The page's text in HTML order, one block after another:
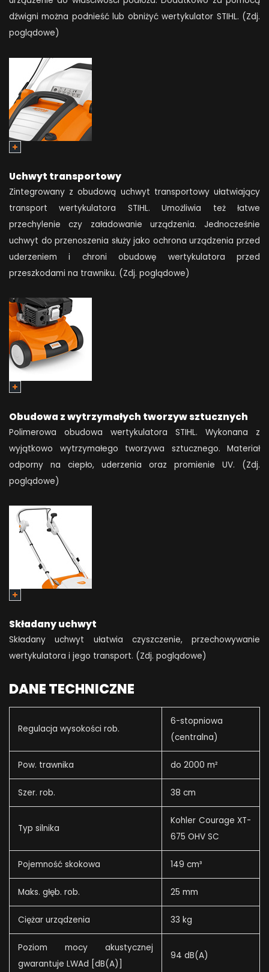
dźwigni można podnieść lub obniżyć wertykulator STIHL. (Zdj.
poglądowe)
Uchwyt transportowy
Zintegrowany z obudową uchwyt transportowy ułatwiający
transport wertykulatora STIHL. Umożliwia też łatwe
przechylenie czy załadowanie urządzenia. Jednocześnie
uchwyt do przenoszenia służy jako ochrona urządzenia przed
uderzeniem i chroni obudowę wertykulatora przed
przeszkodami na trawniku. (Zdj. poglądowe)
Obudowa z wytrzymałych tworzyw sztucznych
Polimerowa obudowa wertykulatora STIHL. Wykonana z
wyjątkowo wytrzymałego tworzywa sztucznego. Materiał
odporny na ciepło, uderzenia oraz promienie UV. (Zdj.
poglądowe)
Składany uchwyt
Składany uchwyt ułatwia czyszczenie, przechowywanie
wertykulatora i jego transport. (Zdj. poglądowe)
DANE TECHNICZNE
Regulacja wysokości rob.
6-stopniowa
(centralna)
Pow. trawnika do 2000 m²
Szer. rob. 38 cm
Typ silnika
Kohler Courage XT-
675 OHV SC
Pojemność skokowa 149 cm³
Maks. głęb. rob. 25 mm
Ciężar urządzenia 33 kg
Poziom mocy akustycznej
gwarantuje LWAd [dB(A)]
94 dB(A)